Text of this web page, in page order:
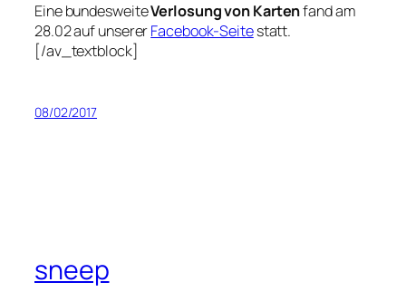
Eine bundesweiteVerlosung von Kartenfand am
28.02 auf unsererFacebook-Seitestatt.
[/av_textblock]
08/02/2017
sneep